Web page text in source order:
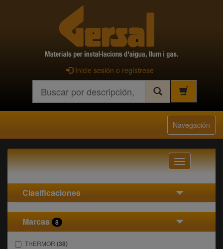
Inicie sesión o regístrese
Navegación
Navegación
Clasificaciones
Marcas 8
THERMOR (38)